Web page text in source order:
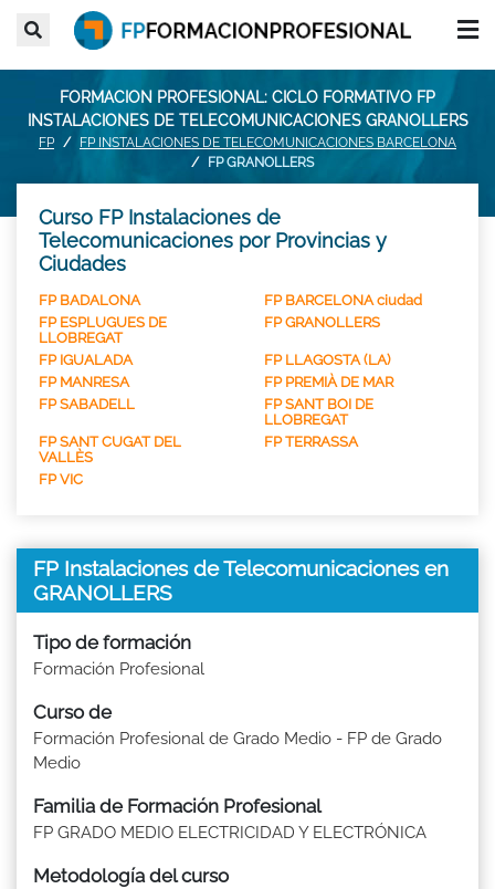
FORMACION PROFESIONAL: CICLO FORMATIVO FP
INSTALACIONES DE TELECOMUNICACIONES GRANOLLERS
FP
FP INSTALACIONES DE TELECOMUNICACIONES BARCELONA
FP GRANOLLERS
Curso FP Instalaciones de
Telecomunicaciones por Provincias y
Ciudades
FP BADALONA
FP BARCELONA ciudad
FP ESPLUGUES DE
LLOBREGAT
FP GRANOLLERS
FP IGUALADA
FP LLAGOSTA (LA)
FP MANRESA
FP PREMIÀ DE MAR
FP SABADELL
FP SANT BOI DE
LLOBREGAT
FP SANT CUGAT DEL
VALLÈS
FP TERRASSA
FP VIC
FP Instalaciones de Telecomunicaciones en
GRANOLLERS
Tipo de formación
Formación Profesional
Curso de
Formación Profesional de Grado Medio - FP de Grado
Medio
Familia de Formación Profesional
FP GRADO MEDIO ELECTRICIDAD Y ELECTRÓNICA
Metodología del curso